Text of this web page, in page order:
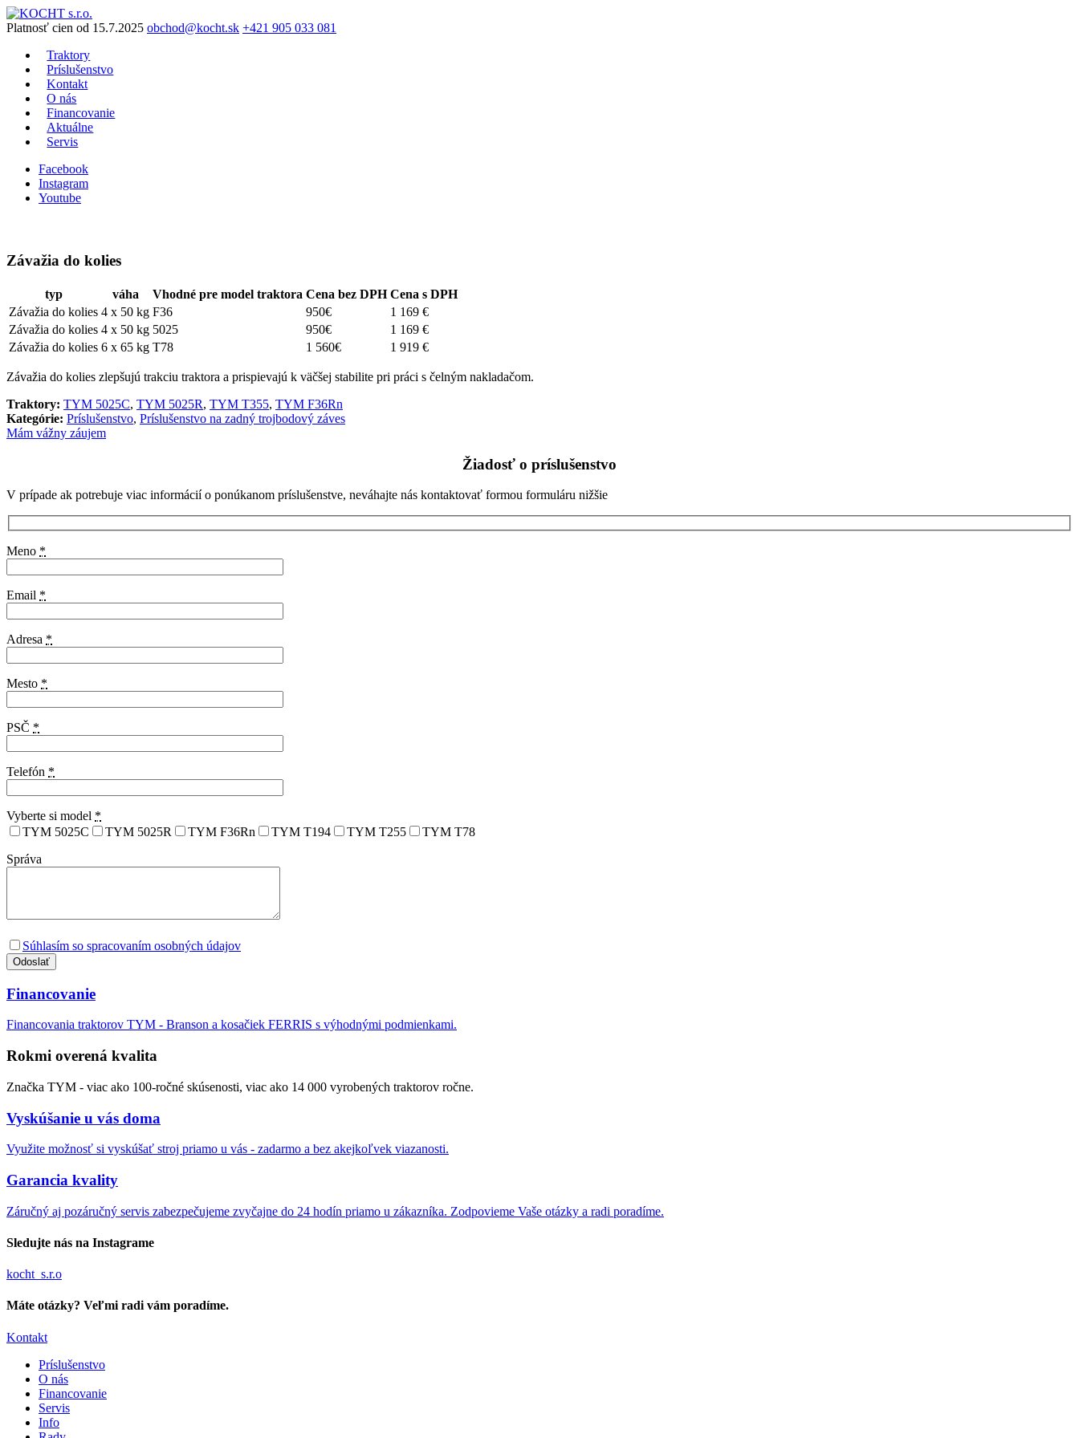
Preskočiť
na
Platnosť cien od 15.7.2025 obchod@kocht.sk +421 905 033 081
Traktory
Príslušenstvo
Kontakt
O nás
Financovanie
Aktuálne
Servis
Facebook
Instagram
Youtube
Závažia do kolies
typ váha Vhodné pre model traktora Cena bez DPH Cena s DPH
Závažia do kolies 4 x 50 kg F36 950€
1 169 €
Závažia do kolies 4 x 50 kg 5025 950€
1 169 €
Závažia do kolies 6 x 65 kg T78 1 560€ 1 919 €
Závažia do kolies zlepšujú trakciu traktora a prispievajú k väčšej stabilite pri práci s čelným nakladačom.
Traktory: TYM 5025C, TYM 5025R, TYM T355, TYM F36Rn
Kategórie: Príslušenstvo, Príslušenstvo na zadný trojbodový záves
Mám vážny záujem
Žiadosť o príslušenstvo
V prípade ak potrebuje viac informácií o ponúkanom príslušenstve, neváhajte nás kontaktovať formou formuláru nižšie
Meno *
Email *
Adresa *
Mesto *
PSČ *
Telefón *
Vyberte si model *
TYM 5025C
TYM 5025R TYM F36Rn TYM T194 TYM T255
TYM T78
Správa
Súhlasím so spracovaním osobných údajov
Financovanie
Financovania traktorov TYM - Branson a kosačiek FERRIS s výhodnými podmienkami.
Rokmi overená kvalita
Značka TYM - viac ako 100-ročné skúsenosti, viac ako 14 000 vyrobených traktorov ročne.
Vyskúšanie u vás doma
Využite možnosť si vyskúšať stroj priamo u vás - zadarmo a bez akejkoľvek viazanosti.
Garancia kvality
Záručný aj pozáručný servis zabezpečujeme zvyčajne do 24 hodín priamo u zákazníka. Zodpovieme Vaše otázky a radi poradíme.
Sledujte nás na Instagrame
kocht_s.r.o
Máte otázky? Veľmi radi vám poradíme.
Kontakt
Príslušenstvo
O nás
Financovanie
Servis
Info